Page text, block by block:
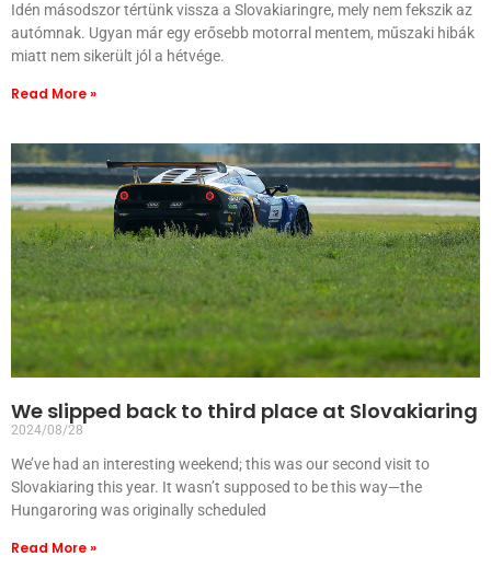
Idén másodszor tértünk vissza a Slovakiaringre, mely nem fekszik az
autómnak. Ugyan már egy erősebb motorral mentem, műszaki hibák
miatt nem sikerült jól a hétvége.
Read More »
We slipped back to third place at Slovakiaring
2024/08/28
We’ve had an interesting weekend; this was our second visit to
Slovakiaring this year. It wasn’t supposed to be this way—the
Hungaroring was originally scheduled
Read More »